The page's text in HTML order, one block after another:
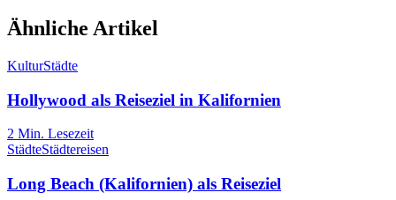
Ähnliche Artikel
KulturStädte
Hollywood als Reiseziel in Kalifornien
2 Min. Lesezeit
StädteStädtereisen
Long Beach (Kalifornien) als Reiseziel